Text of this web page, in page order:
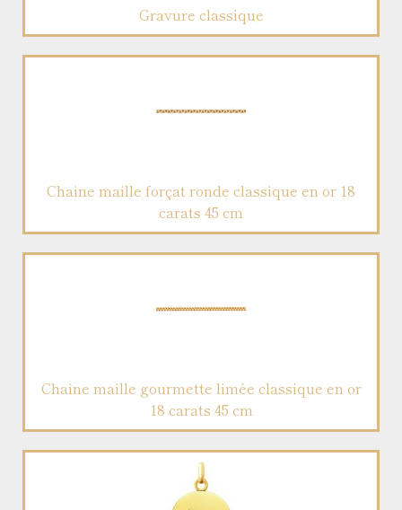
Gravure classique
Chaine maille forçat ronde classique en or 18
carats 45 cm
Chaine maille gourmette limée classique en or
18 carats 45 cm